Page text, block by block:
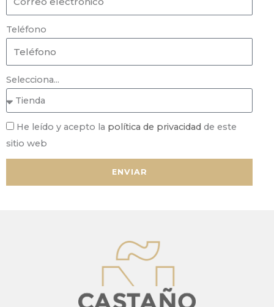
Teléfono
Selecciona...
He leído y acepto la política de privacidad de este
sitio web
ENVIAR